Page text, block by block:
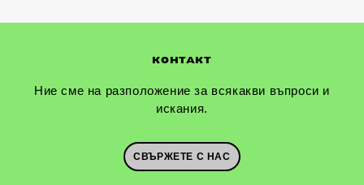
КОНТАКТ
Ние сме на разположение за всякакви въпроси и
искания.
СВЪРЖЕТЕ С НАС